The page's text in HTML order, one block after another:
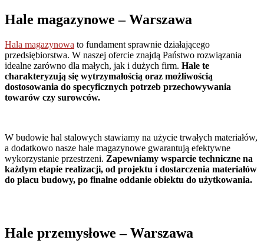
Hale magazynowe – Warszawa
Hala magazynowa to fundament sprawnie działającego
przedsiębiorstwa. W naszej ofercie znajdą Państwo rozwiązania
idealne zarówno dla małych, jak i dużych firm. Hale te
charakteryzują się wytrzymałością oraz możliwością
dostosowania do specyficznych potrzeb przechowywania
towarów czy surowców.
W budowie hal stalowych stawiamy na użycie trwałych materiałów,
a dodatkowo nasze hale magazynowe gwarantują efektywne
wykorzystanie przestrzeni. Zapewniamy wsparcie techniczne na
każdym etapie realizacji, od projektu i dostarczenia materiałów
do placu budowy, po finalne oddanie obiektu do użytkowania.
Hale przemysłowe – Warszawa